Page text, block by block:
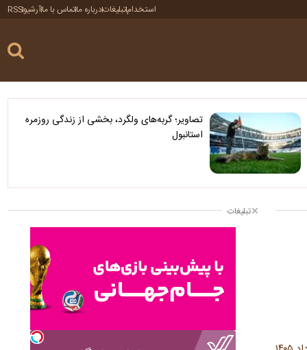
استخدامتبلیغاتدرباره ماتماس با ماآرشیوRSS
تصاویر؛ گربه‌های ولگرد، بخشی از زندگی روزمره
استانبول
تبلیغات